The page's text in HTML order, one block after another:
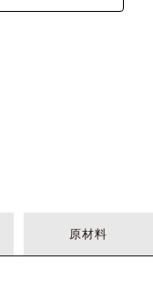
原材料